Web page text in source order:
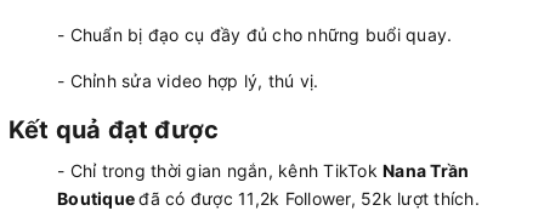
- Chuẩn bị đạo cụ đầy đủ cho những buổi quay.
- Chỉnh sửa video hợp lý, thú vị.
Kết quả đạt được
- Chỉ trong thời gian ngắn, kênh TikTok Nana Trần
Boutiqueđã có được 11,2k Follower, 52k lượt thích.